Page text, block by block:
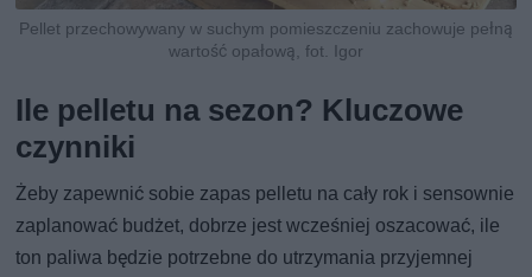
Pellet przechowywany w suchym pomieszczeniu zachowuje pełną
wartość opałową, fot. Igor
Ile pelletu na sezon? Kluczowe
czynniki
Żeby zapewnić sobie zapas pelletu na cały rok i sensownie
zaplanować budżet, dobrze jest wcześniej oszacować, ile
ton paliwa będzie potrzebne do utrzymania przyjemnej